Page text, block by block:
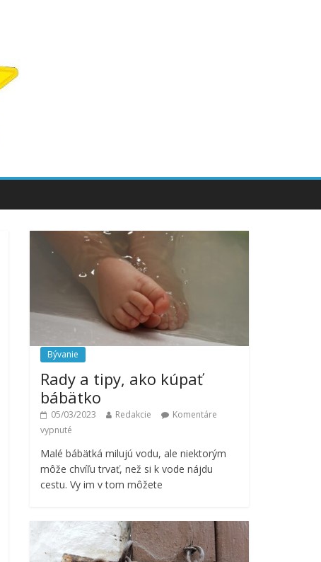
Bývanie
Rady a tipy, ako kúpať
bábätko
05/03/2023 Redakcie
Komentáre
vypnuté
Malé bábätká milujú vodu, ale niektorým
môže chvíľu trvať, než si k vode nájdu
cestu. Vy im v tom môžete